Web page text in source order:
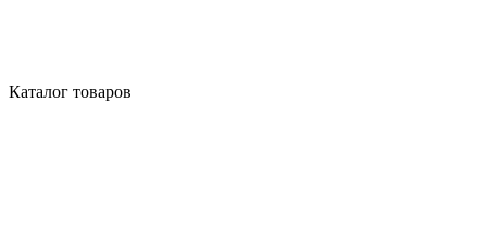
Каталог товаров